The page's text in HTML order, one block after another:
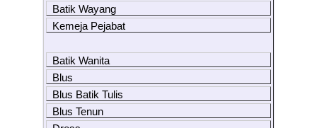
Batik Wayang
Kemeja Pejabat
Batik Wanita
Blus
Blus Batik Tulis
Blus Tenun